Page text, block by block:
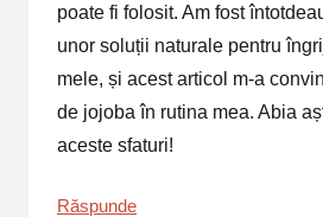
poate fi folosit. Am fost
unor soluții naturale pentru
mele, și acest articol m-a
de jojoba în rutina mea. Abia
aceste sfaturi!
Răspunde